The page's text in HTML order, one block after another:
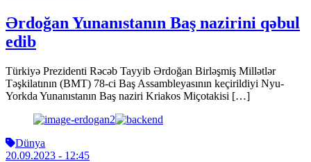
Ərdoğan Yunanıstanın Baş nazirini qəbul
edib
Türkiyə Prezidenti Rəcəb Tayyib Ərdoğan Birləşmiş Millətlər
Təşkilatının (BMT) 78-ci Baş Assambleyasının keçirildiyi Nyu-
Yorkda Yunanıstanın Baş naziri Kriakos Miçotakisi […]
Dünya
20.09.2023 - 12:45